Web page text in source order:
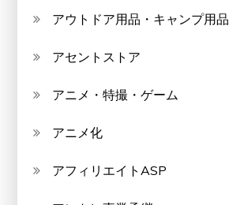
アウトドア用品・キャンプ用品
アセントストア
アニメ・特撮・ゲーム
アニメ化
アフィリエイトASP